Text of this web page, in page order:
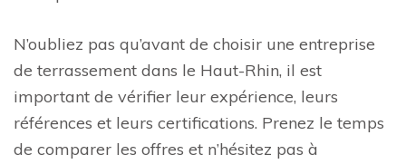
N’oubliez pas qu’avant de choisir une entreprise
de terrassement dans le Haut-Rhin, il est
important de vérifier leur expérience, leurs
références et leurs certifications. Prenez le temps
de comparer les offres et n’hésitez pas à